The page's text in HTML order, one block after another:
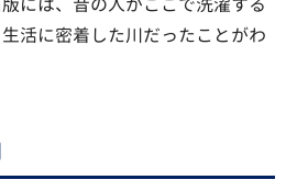
活に密着した川だったことがわ